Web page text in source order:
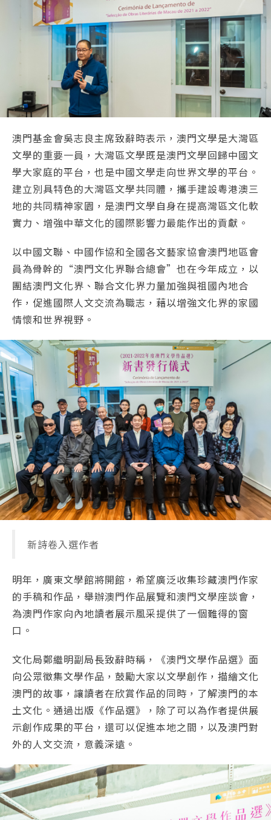
澳門基金會吳志良主席致辭時表示，澳門文學是大灣區
文學的重要一員，大灣區文學既是澳門文學回歸中國文
學大家庭的平台，也是中國文學走向世界文學的平台。
建立別具特色的大灣區文學共同體，攜手建設粵港澳三
地的共同精神家園，是澳門文學自身在提高灣區文化軟
實力、增強中華文化的國際影響力最能作出的貢獻。
以中國文聯、中國作協和全國各文藝家協會澳門地區會
員為骨幹的“澳門文化界聯合總會”也在今年成立，以
團結澳門文化界、聯合文化界力量加強與祖國內地合
作，促進國際人文交流為職志，藉以增強文化界的家國
情懷和世界視野。
新詩卷入選作者
明年，廣東文學館將開館，希望廣泛收集珍藏澳門作家
的手稿和作品，舉辦澳門作品展覽和澳門文學座談會，
為澳門作家向內地讀者展示風采提供了一個難得的窗
口。
文化局鄭繼明副局長致辭時稱，《澳門文學作品選》面
向公眾徵集文學作品，鼓勵大家以文學創作，描繪文化
澳門的故事，讓讀者在欣賞作品的同時，了解澳門的本
土文化。通過出版《作品選》，除了可以為作者提供展
示創作成果的平台，還可以促進本地之間，以及澳門對
外的人文交流，意義深遠。